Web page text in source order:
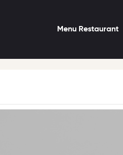
Menu Restaurant